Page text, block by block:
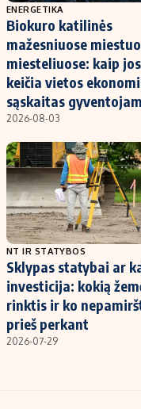
ENERGETIKA
Biokuro katilinės
mažesniuose
miesteliuose: kaip jos
keičia vietos
sąskaitas
2026-08-03
NT IR STATYBOS
Sklypas statybai ar
investicija: kokią
rinktis ir ko
prieš perkant
2026-07-29